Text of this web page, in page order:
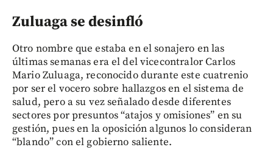
Zuluaga se desinfló
Otro nombre que estaba en el sonajero en las
últimas semanas era el del vicecontralor Carlos
Mario Zuluaga, reconocido durante este cuatrenio
por ser el vocero sobre hallazgos en el sistema de
salud, pero a su vez señalado desde diferentes
sectores por presuntos “atajos y omisiones” en su
gestión, pues en la oposición algunos lo consideran
“blando” con el gobierno saliente.